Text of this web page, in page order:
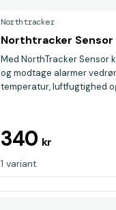
Northtracker
Northtracker Sensor
Med NorthTracker Sensor
og modtage alarmer
temperatur, luftfugtighed
340 kr
1 variant